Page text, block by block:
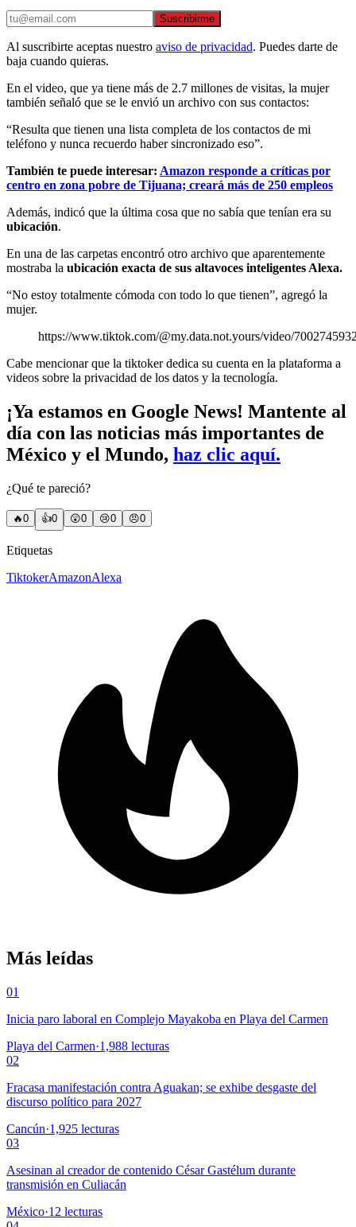
Suscribirme
Al suscribirte aceptas nuestro aviso de privacidad. Puedes darte de
baja cuando quieras.
En el video, que ya tiene más de 2.7 millones de visitas, la mujer
también señaló que se le envió un archivo con sus contactos:
“Resulta que tienen una lista completa de los contactos de mi
teléfono y nunca recuerdo haber sincronizado eso”.
También te puede interesar: Amazon responde a críticas por
centro en zona pobre de Tijuana; creará más de 250 empleos
Además, indicó que la última cosa que no sabía que tenían era su
ubicación.
En una de las carpetas encontró otro archivo que aparentemente
mostraba la ubicación exacta de sus altavoces inteligentes Alexa.
“No estoy totalmente cómoda con todo lo que tienen”, agregó la
mujer.
https://www.tiktok.com/@my.data.not.yours/video/
Cabe mencionar que la tiktoker dedica su cuenta en la plataforma a
videos sobre la privacidad de los datos y la tecnología.
¡Ya estamos en Google News! Mantente al
día con las noticias más importantes de
México y el Mundo, haz clic aquí.
¿Qué te pareció?
🔥0 👍0 😲0 😢0 😠0
Etiquetas
TiktokerAmazonAlexa
Más leídas
01
Inicia paro laboral en Complejo Mayakoba en Playa del Carmen
Playa del Carmen·1,988 lecturas
02
Fracasa manifestación contra Aguakan; se exhibe desgaste del
discurso político para 2027
Cancún·1,925 lecturas
03
Asesinan al creador de contenido César Gastélum durante
transmisión en Culiacán
México·12 lecturas